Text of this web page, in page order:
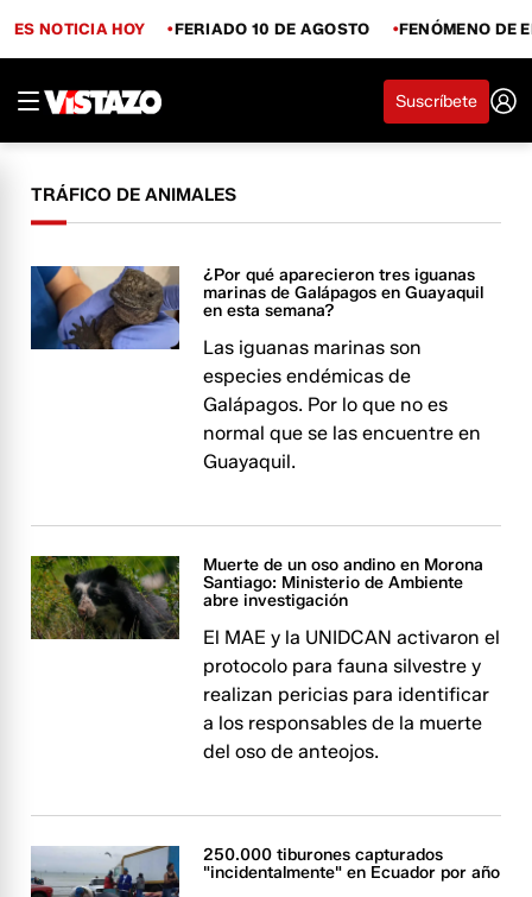
ES NOTICIA HOY FERIADO 10 DE AGOSTO FENÓMENO DE
Suscríbete
TRÁFICO DE ANIMALES
¿Por qué aparecieron tres iguanas
marinas de Galápagos en Guayaquil
en esta semana?
Las iguanas marinas son
especies endémicas de
Galápagos. Por lo que no es
normal que se las encuentre en
Guayaquil.
Muerte de un oso andino en Morona
Santiago: Ministerio de Ambiente
abre investigación
El MAE y la UNIDCAN activaron el
protocolo para fauna silvestre y
realizan pericias para identificar
a los responsables de la muerte
del oso de anteojos.
250.000 tiburones capturados
"incidentalmente" en Ecuador por año